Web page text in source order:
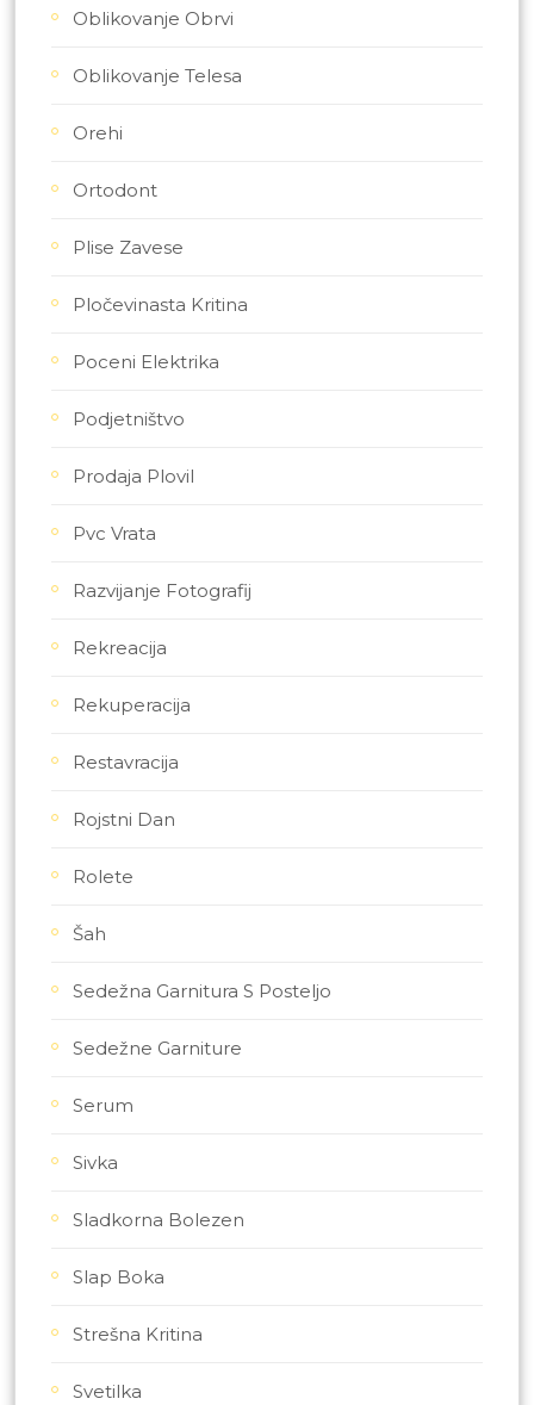
Oblikovanje Obrvi
Oblikovanje Telesa
Orehi
Ortodont
Plise Zavese
Pločevinasta Kritina
Poceni Elektrika
Podjetništvo
Prodaja Plovil
Pvc Vrata
Razvijanje Fotografij
Rekreacija
Rekuperacija
Restavracija
Rojstni Dan
Rolete
Šah
Sedežna Garnitura S Posteljo
Sedežne Garniture
Serum
Sivka
Sladkorna Bolezen
Slap Boka
Strešna Kritina
Svetilka